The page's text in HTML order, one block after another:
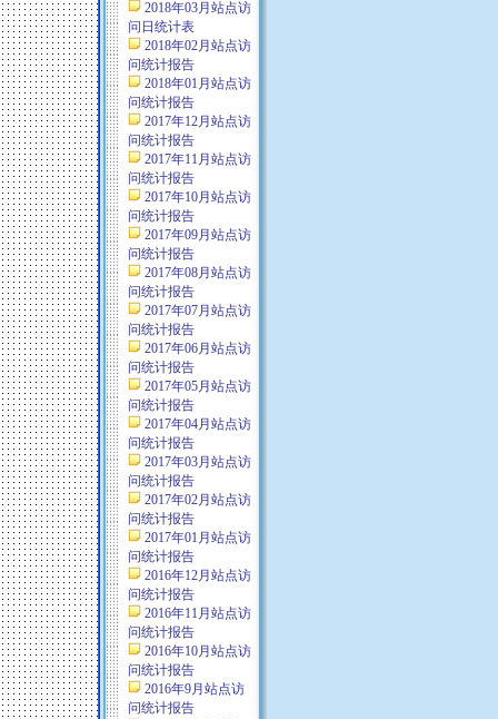
2018年03月站点访
问日统计表
2018年02月站点访
问统计报告
2018年01月站点访
问统计报告
2017年12月站点访
问统计报告
2017年11月站点访
问统计报告
2017年10月站点访
问统计报告
2017年09月站点访
问统计报告
2017年08月站点访
问统计报告
2017年07月站点访
问统计报告
2017年06月站点访
问统计报告
2017年05月站点访
问统计报告
2017年04月站点访
问统计报告
2017年03月站点访
问统计报告
2017年02月站点访
问统计报告
2017年01月站点访
问统计报告
2016年12月站点访
问统计报告
2016年11月站点访
问统计报告
2016年10月站点访
问统计报告
2016年9月站点访
问统计报告